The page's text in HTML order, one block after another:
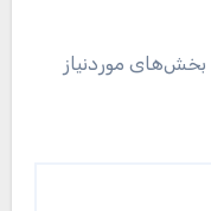
بخش‌های موردنیاز